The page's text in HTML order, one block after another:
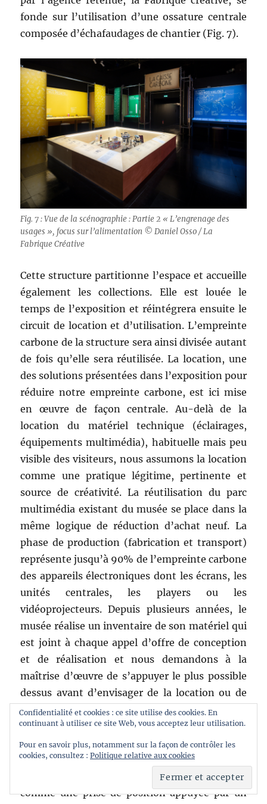
fonde sur l’utilisation d’une ossature centrale
composée d’échafaudages de chantier (Fig. 7).
Fig. 7 : Vue de la scénographie : Partie 2 « L’engrenage des
usages », focus sur l’alimentation © Daniel Osso / La
Fabrique Créative
Cette structure partitionne l’espace et accueille
également les collections. Elle est louée le
temps de l’exposition et réintégrera ensuite le
circuit de location et d’utilisation. L’empreinte
carbone de la structure sera ainsi divisée autant
de fois qu’elle sera réutilisée. La location, une
des solutions présentées dans l’exposition pour
réduire notre empreinte carbone, est ici mise
en œuvre de façon centrale. Au-delà de la
location du matériel technique (éclairages,
équipements multimédia), habituelle mais peu
visible des visiteurs, nous assumons la location
comme une pratique légitime, pertinente et
source de créativité. La réutilisation du parc
multimédia existant du musée se place dans la
même logique de réduction d’achat neuf. La
phase de production (fabrication et transport)
représente jusqu’à 90% de l’empreinte carbone
des appareils électroniques dont les écrans, les
unités centrales, les players ou les
vidéoprojecteurs. Depuis plusieurs années, le
musée réalise un inventaire de son matériel qui
est joint à chaque appel d’offre de conception
et de réalisation et nous demandons à la
maîtrise d’œuvre de s’appuyer le plus possible
dessus avant d’envisager de la location ou de
l’achat. PourEmpreinte carbone, l’expo !
l’ensemble du matériel audiovisuel (six écrans
et six vidéoprojecteurs) provient du parc du
musée. Dans la même veine, la récupération de
matériaux et de mobilier est ici revendiquée
comme une prise de position appuyée par un
Confidentialité et cookies : ce site utilise des cookies. En
continuant à utiliser ce site Web, vous acceptez leur utilisation.
Pour en savoir plus, notamment sur la façon de contrôler les
cookies, consultez : Politique relative aux cookies